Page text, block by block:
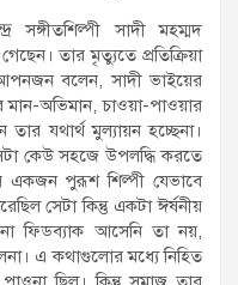
সঙ্গীতশিল্পী সাদী মহম্মদ
তার মৃত্যুতে প্রতিক্রিয়া
বলেন, সাদী ভাইয়ের
অভিমান, চাওয়া-পাওয়ার
যথার্থ মুল্যায়ন হচ্ছেনা।
কেউ সহজে উপলদ্ধি করতে
একজন পুরূশ শিল্পী যেভাবে
সেটা কিন্তু একটা ঈর্ষনীয়
ফিডব্যাক আসেনি তা নয়,
এ কথাগুলোর মধ্যে নিহিত